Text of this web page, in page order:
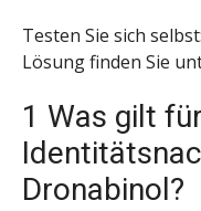
Testen Sie sich
Lösung finden Sie
1 Was gilt
Dronabinol?